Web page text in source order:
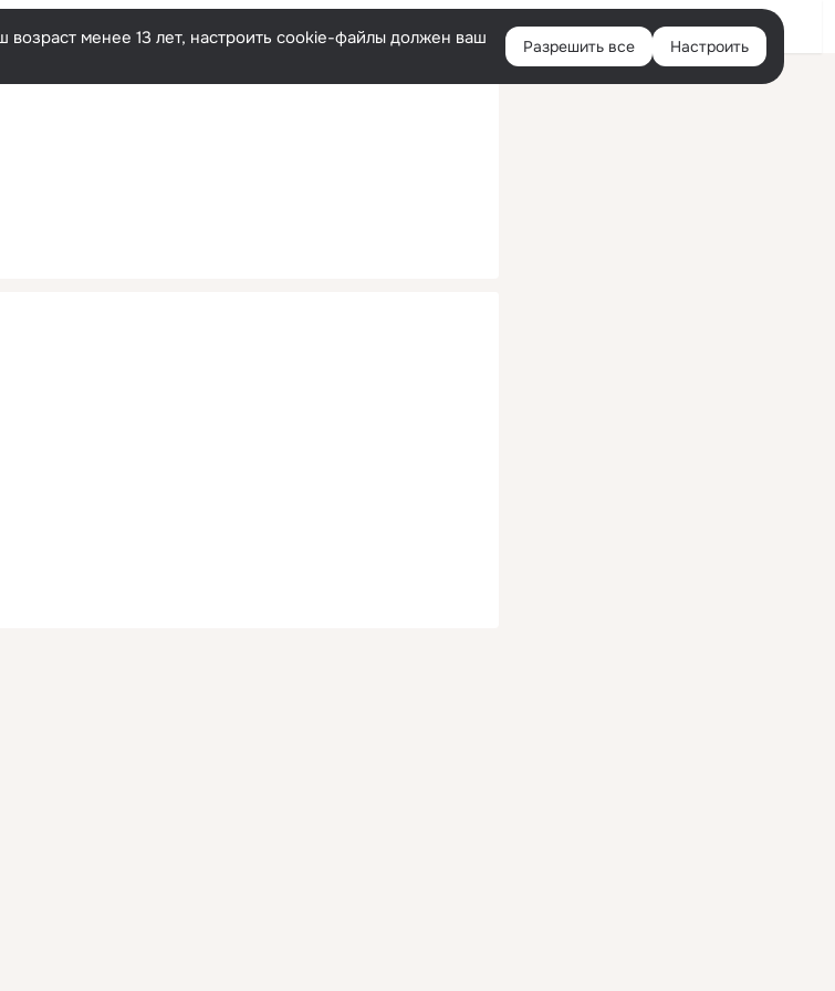
Русский Войти
менее 13 лет, настроить cookie-файлы должен ваш
Разрешить все Настроить